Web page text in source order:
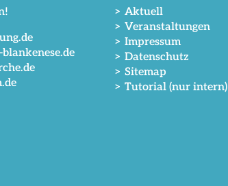
> Aktuell
> Veranstaltungen
> Impressum
> Datenschutz
> Sitemap
> Tutorial (nur intern)